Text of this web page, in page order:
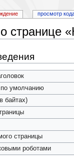
странице
умолчанию
байтах)
страницы
роботами
просмотр